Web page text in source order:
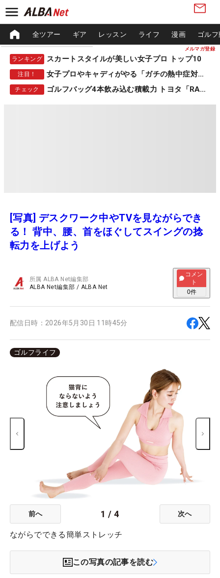
メルマガ登録
全ツアー ギア レッスン ライフ 漫画 ゴル
ランキング スカートスタイルが美しい女子プロ トップ10
注目！ 女子プロやキャディがやる「ガチの熱中症対策」
チェック ゴルフバッグ4本飲み込む積載力 トヨタ「RAV4」
[写真] デスクワーク中やTVを見ながらでき
る！ 背中、腰、首をほぐしてスイングの捻
転力を上げよう
所属ALBA Net編集部
ALBA Net編集部 / ALBA Net
コメン
ト
0件
配信日時： 2026年5月30日 11時45分
ゴルフライフ
前へ 1 /4 次へ
ながらでできる簡単ストレッチ
この写真の記事を読む